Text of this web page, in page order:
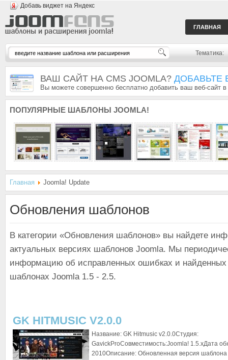
Добавь виджет на Яндекс
ГЛАВНАЯ
Тематика:
ВАШ САЙТ НА CMS JOOMLA? ДОБАВЬТЕ
Вы можете совершенно бесплатно добавить ваш веб-сайт
ПОПУЛЯРНЫЕ ШАБЛОНЫ JOOMLA!
Главная Joomla! Update
Обновления шаблонов
В категории «Обновления шаблонов» вы найдете
актуальных версиях шаблонов Joomla. Мы
информацию об исправленных ошибках и найденных
шаблонах Joomla 1.5 - 2.5.
GK HITMUSIC V2.0.0
Название: GK Hitmusic v2.0.0Студия:
GavickProСовместимость:Joomla! 1.5.xДата
2010Описание: Обновленная версия шаблона